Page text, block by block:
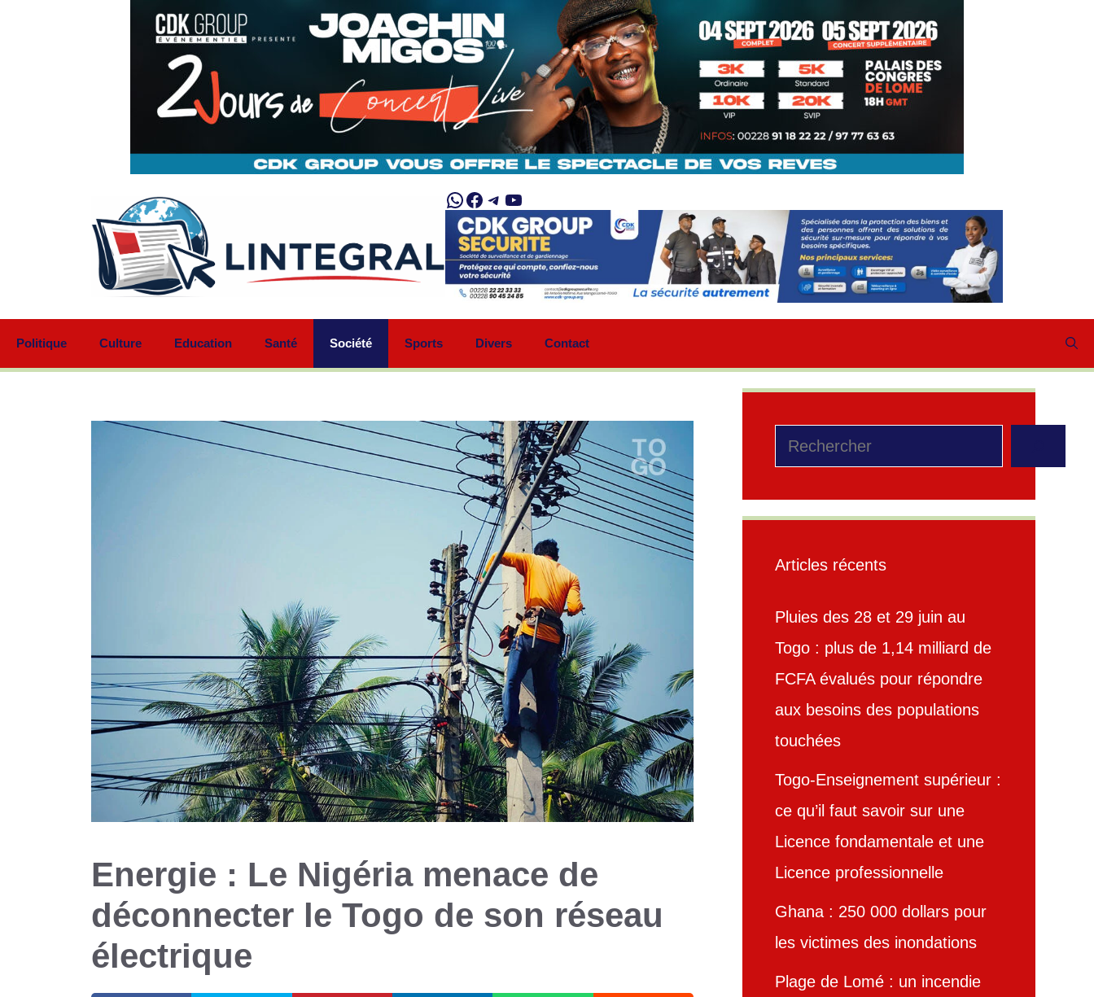
WhatsApp
Facebook
Telegram
YouTube
Politique Culture Education Santé Société Sports Divers Contact
Energie : Le Nigéria menace de
déconnecter le Togo de son réseau
électrique
Rechercher
Articles récents
Pluies des 28 et 29 juin au
Togo : plus de 1,14 milliard de
FCFA évalués pour répondre
aux besoins des populations
touchées
Togo-Enseignement supérieur :
ce qu’il faut savoir sur une
Licence fondamentale et une
Licence professionnelle
Ghana : 250 000 dollars pour
les victimes des inondations
Plage de Lomé : un incendie